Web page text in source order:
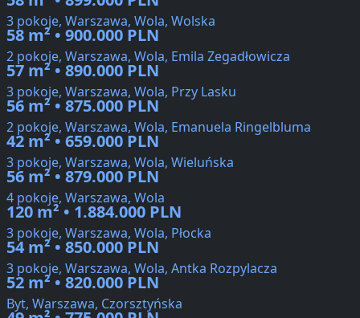
3 pokoje, Warszawa, Wola, Wolska
58 m² • 900.000 PLN
2 pokoje, Warszawa, Wola, Emila Zegadłowicza
57 m² • 890.000 PLN
3 pokoje, Warszawa, Wola, Przy Lasku
56 m² • 875.000 PLN
2 pokoje, Warszawa, Wola, Emanuela Ringelbluma
42 m² • 659.000 PLN
3 pokoje, Warszawa, Wola, Wieluńska
56 m² • 879.000 PLN
4 pokoje, Warszawa, Wola
120 m² • 1.884.000 PLN
3 pokoje, Warszawa, Wola, Płocka
54 m² • 850.000 PLN
3 pokoje, Warszawa, Wola, Antka Rozpylacza
52 m² • 820.000 PLN
Byt, Warszawa, Czorsztyńska